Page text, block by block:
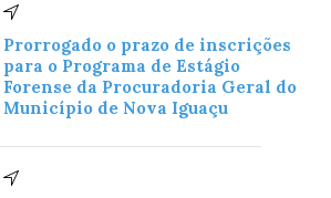
Prorrogado o prazo de inscrições
para o Programa de Estágio
Forense da Procuradoria Geral do
Município de Nova Iguaçu